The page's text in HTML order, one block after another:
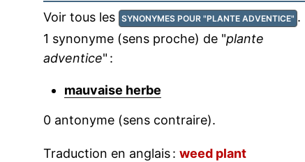
Voir tous les SYNONYMES POUR "PLANTE ADVENTICE" .
1 synonyme (sens proche) de "plante
adventice" :
mauvaise herbe
0 antonyme (sens contraire).
Traduction en anglais : weed plant